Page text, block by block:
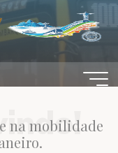
na mobilidade